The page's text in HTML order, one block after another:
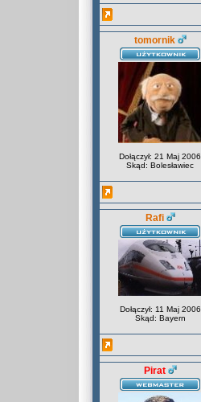
tomornik
Dołączył: 21 Maj 2006
Skąd: Bolesławiec
Rafi
Dołączył: 11 Maj 2006
Skąd: Bayern
Pirat